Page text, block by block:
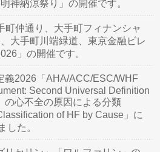
神納涼祭り」の開催です。
町仲通り、大手町フィナンシャ
大手町川端緑道、東京金融ビレ
」の開催です。
義2026「AHA/ACC/ESC/WHF
Second Universal Definition
の心不全の原因による分類
of HF by Cause」に
した。